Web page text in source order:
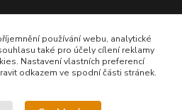
používání webu, analytické
také pro účely cílení reklamy
Nastavení vlastních preferencí
odkazem ve spodní části stránek.